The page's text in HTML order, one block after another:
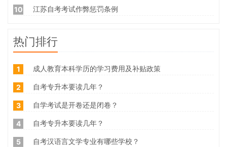
10 江苏自考考试作弊惩罚条例
热门排行
1 成人教育本科学历的学习费用及补贴政策
2 自考专升本要读几年？
3 自学考试是开卷还是闭卷？
4 自考专升本要读几年？
5 自考汉语言文学专业有哪些学校？